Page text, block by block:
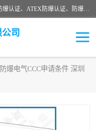
深圳中诺检测技术有限公司是一家专注IECEx防爆认证、ATEX防爆认证、防爆电气检测、防爆合格证、煤安认证等代理机构，可为客户提供从防爆设计、认证、现场检查、工程施工改造、培训等一站式服务。
司
爆电气CCC申请条件 深圳
场防爆检测